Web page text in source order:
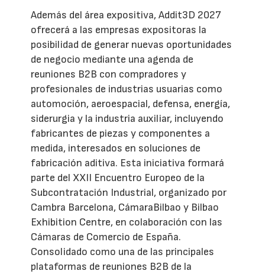
Además del área expositiva, Addit3D 2027
ofrecerá a las empresas expositoras la
posibilidad de generar nuevas oportunidades
de negocio mediante una agenda de
reuniones B2B con compradores y
profesionales de industrias usuarias como
automoción, aeroespacial, defensa, energía,
siderurgia y la industria auxiliar, incluyendo
fabricantes de piezas y componentes a
medida, interesados en soluciones de
fabricación aditiva. Esta iniciativa formará
parte del XXII Encuentro Europeo de la
Subcontratación Industrial, organizado por
Cambra Barcelona, CámaraBilbao y Bilbao
Exhibition Centre, en colaboración con las
Cámaras de Comercio de España.
Consolidado como una de las principales
plataformas de reuniones B2B de la